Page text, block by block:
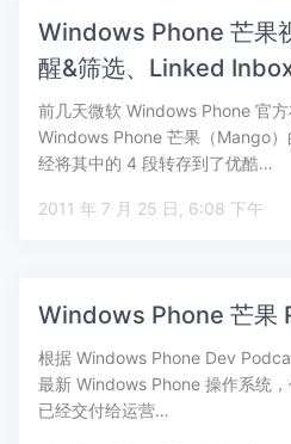
Windows Phone 芒果
醒&筛选、Linked
前几天微软 Windows Phone 官
Windows Phone 芒果（Mango
经将其中的 4 段转存到了优酷…
2011 年 7 月 25 日, 6:08 下午
Windows Phone 芒果
根据 Windows Phone Dev
最新 Windows Phone 操作系统
已经交付给运营…